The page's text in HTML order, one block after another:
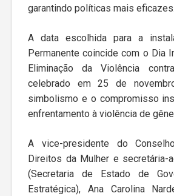
garantindo políticas mais
A data escolhida para a
Permanente coincide com o Dia
Eliminação da Violência
celebrado em 25 de
simbolismo e o compromisso
enfrentamento à violência de
A vice-presidente do
Direitos da Mulher e secretária-
(Secretaria de Estado de
Estratégica), Ana Carolina